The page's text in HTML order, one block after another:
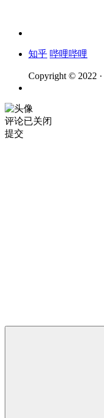
知乎 哔哩哔哩
Copyright © 2022 ·
评论已关闭
提交